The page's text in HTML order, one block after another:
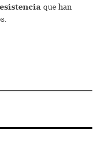
que han